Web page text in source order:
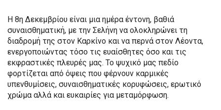
Η 8η Δεκεμβρίου είναι μια ημέρα έντονη, βαθιά
συναισθηματική, με την Σελήνη να ολοκληρώνει τη
διαδρομή της στον Καρκίνο και να περνά στον Λέοντα,
ενεργοποιώντας τόσο τις ευαίσθητες όσο και τις
εκφραστικές πλευρές μας. Το ψυχικό μας πεδίο
φορτίζεται από όψεις που φέρνουν καρμικές
υπενθυμίσεις, συναισθηματικές κορυφώσεις, ερωτικό
χρώμα αλλά και ευκαιρίες για μεταμόρφωση.